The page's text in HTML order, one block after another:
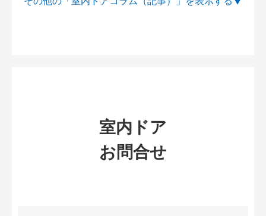
室内ドア
お問合せ